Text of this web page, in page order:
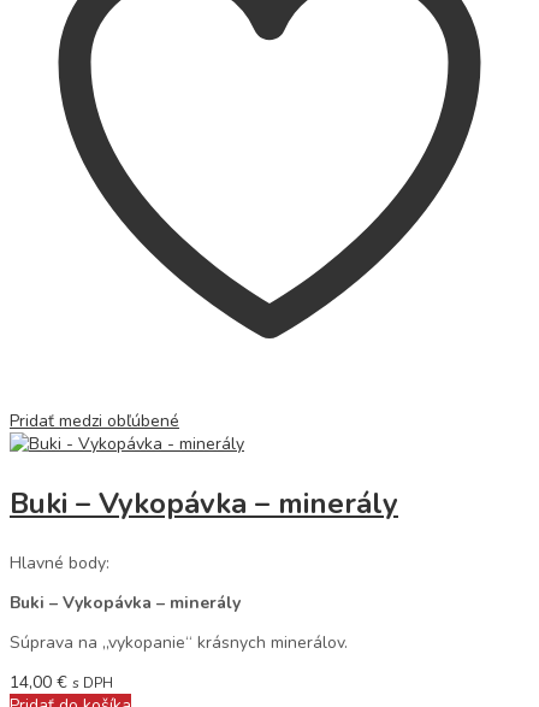
Pridať medzi obľúbené
Buki – Vykopávka – minerály
Hlavné body:
Buki – Vykopávka – minerály
Súprava na „vykopanie“ krásnych minerálov.
14,00 € s DPH